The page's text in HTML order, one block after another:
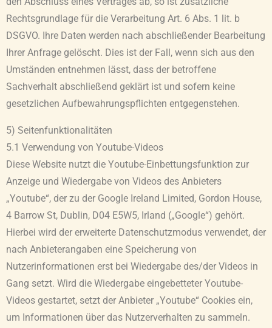
Rechtsgrundlage für die Verarbeitung Art. 6 Abs. 1 lit. b
DSGVO. Ihre Daten werden nach abschließender Bearbeitung
Ihrer Anfrage gelöscht. Dies ist der Fall, wenn sich aus den
Umständen entnehmen lässt, dass der betroffene
Sachverhalt abschließend geklärt ist und sofern keine
gesetzlichen Aufbewahrungspflichten entgegenstehen.
5) Seitenfunktionalitäten
5.1 Verwendung von Youtube-Videos
Diese Website nutzt die Youtube-Einbettungsfunktion zur
Anzeige und Wiedergabe von Videos des Anbieters
„Youtube“, der zu der Google Ireland Limited, Gordon House,
4 Barrow St, Dublin, D04 E5W5, Irland („Google“) gehört.
Hierbei wird der erweiterte Datenschutzmodus verwendet, der
nach Anbieterangaben eine Speicherung von
Nutzerinformationen erst bei Wiedergabe des/der Videos in
Gang setzt. Wird die Wiedergabe eingebetteter Youtube-
Videos gestartet, setzt der Anbieter „Youtube“ Cookies ein,
um Informationen über das Nutzerverhalten zu sammeln.